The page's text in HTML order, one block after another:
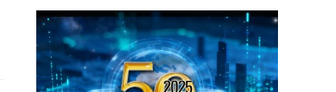
体验
代的认知中枢